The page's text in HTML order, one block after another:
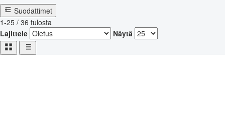
Suodattimet
1-25 / 36 tulosta
Lajittele
Näytä